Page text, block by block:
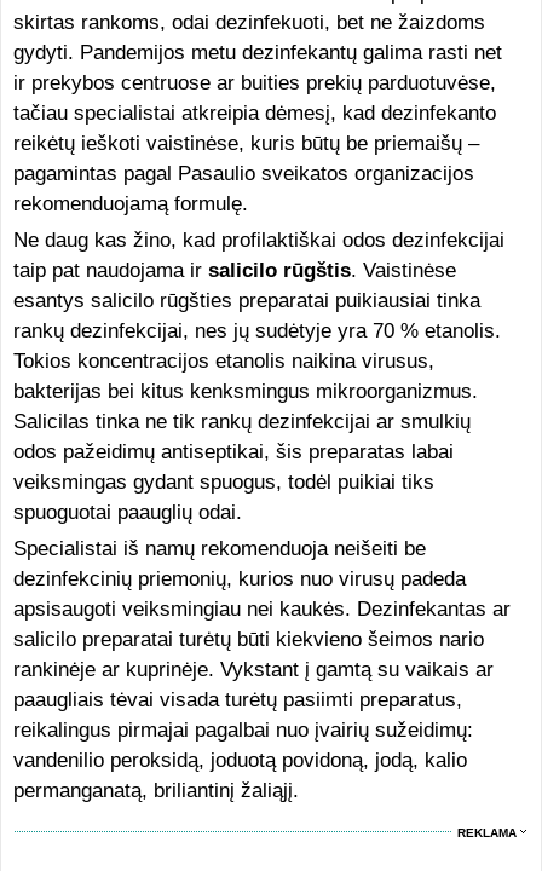
skirtas rankoms, odai dezinfekuoti, bet ne žaizdoms
gydyti. Pandemijos metu dezinfekantų galima rasti net
ir prekybos centruose ar buities prekių parduotuvėse,
tačiau specialistai atkreipia dėmesį, kad dezinfekanto
reikėtų ieškoti vaistinėse, kuris būtų be priemaišų –
pagamintas pagal Pasaulio sveikatos organizacijos
rekomenduojamą formulę.
Ne daug kas žino, kad profilaktiškai odos dezinfekcijai
taip pat naudojama ir salicilo rūgštis. Vaistinėse
esantys salicilo rūgšties preparatai puikiausiai tinka
rankų dezinfekcijai, nes jų sudėtyje yra 70 % etanolis.
Tokios koncentracijos etanolis naikina virusus,
bakterijas bei kitus kenksmingus mikroorganizmus.
Salicilas tinka ne tik rankų dezinfekcijai ar smulkių
odos pažeidimų antiseptikai, šis preparatas labai
veiksmingas gydant spuogus, todėl puikiai tiks
spuoguotai paauglių odai.
Specialistai iš namų rekomenduoja neišeiti be
dezinfekcinių priemonių, kurios nuo virusų padeda
apsisaugoti veiksmingiau nei kaukės. Dezinfekantas ar
salicilo preparatai turėtų būti kiekvieno šeimos nario
rankinėje ar kuprinėje. Vykstant į gamtą su vaikais ar
paaugliais tėvai visada turėtų pasiimti preparatus,
reikalingus pirmajai pagalbai nuo įvairių sužeidimų:
vandenilio peroksidą, joduotą povidoną, jodą, kalio
permanganatą, briliantinį žaliąjį.
REKLAMA